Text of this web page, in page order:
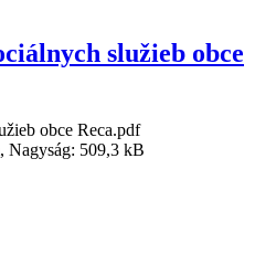
služieb obce
obce Reca.pdf
Nagyság: 509,3 kB